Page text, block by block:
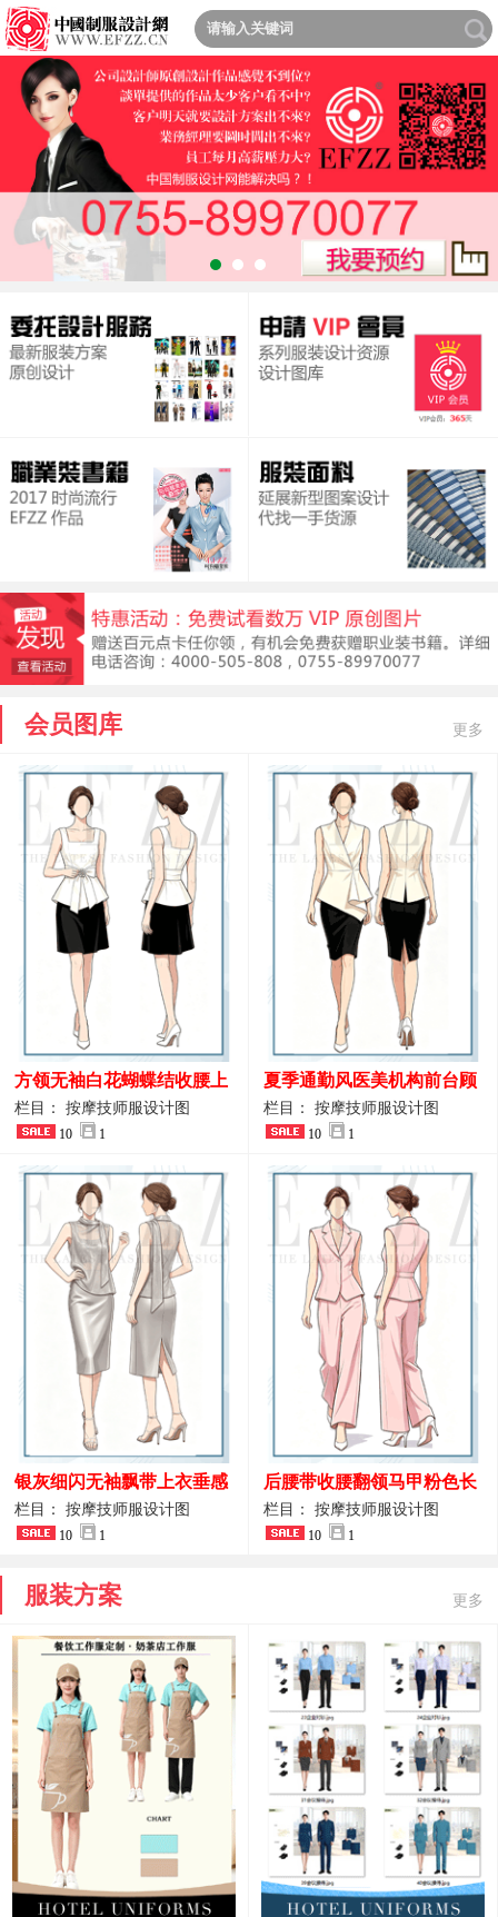
会员图库 更多
方领无袖白花蝴蝶结收腰上
衣 SPA会所接待工作制服设
计
栏目： 按摩技师服设计图
10 1
夏季通勤风医美机构前台顾
问端庄工作制服
栏目： 按摩技师服设计图
10 1
银灰细闪无袖飘带上衣垂感
开叉中长裙 星级酒店前厅礼
仪高级全套工作服
栏目： 按摩技师服设计图
10 1
后腰带收腰翻领马甲粉色长
裤套装 美容门店前台主管精
致高级工装
栏目： 按摩技师服设计图
10 1
服装方案 更多